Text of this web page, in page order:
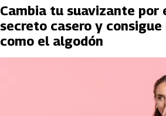
Cambia tu suavizante por
secreto casero y consigue
como el algodón